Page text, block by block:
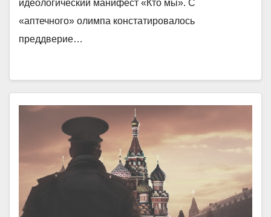
идеологический манифест «Кто мы». С
«аптечного» олимпа констатировалось
преддверие…